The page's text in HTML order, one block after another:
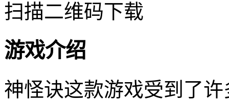
扫描二维码下载
游戏介绍
神怪诀这款游戏受到了